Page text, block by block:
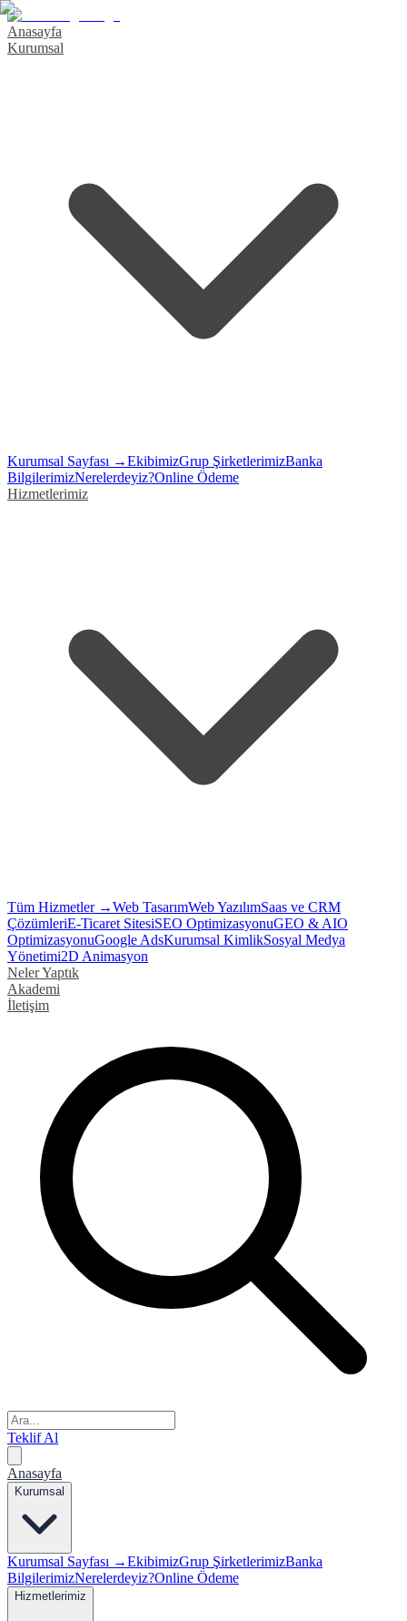
Anasayfa
Kurumsal
Kurumsal Sayfası →EkibimizGrup ŞirketlerimizBanka
BilgilerimizNerelerdeyiz?Online Ödeme
Hizmetlerimiz
Tüm Hizmetler →Web TasarımWeb YazılımSaas ve CRM
ÇözümleriE-Ticaret SitesiSEO OptimizasyonuGEO & AIO
OptimizasyonuGoogle AdsKurumsal KimlikSosyal Medya
Yönetimi2D Animasyon
Neler Yaptık
Akademi
İletişim
Teklif Al
Anasayfa
Kurumsal
Kurumsal Sayfası →EkibimizGrup ŞirketlerimizBanka
BilgilerimizNerelerdeyiz?Online Ödeme
Hizmetlerimiz